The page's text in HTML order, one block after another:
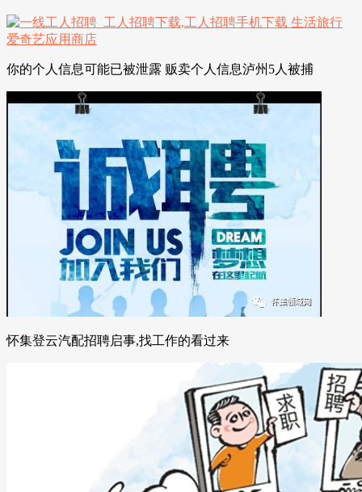
你的个人信息可能已被泄露 贩卖个人信息泸州5人被捕
怀集登云汽配招聘启事,找工作的看过来